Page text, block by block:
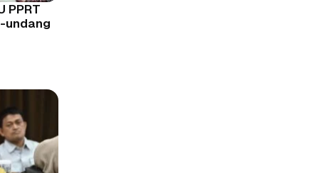
PPRT
undang